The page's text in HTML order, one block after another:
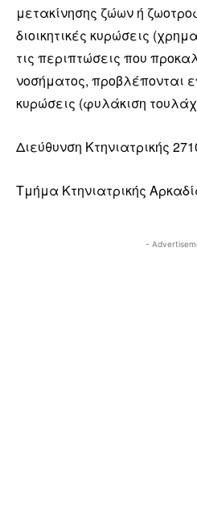
μετακίνησης ζώων ή
διοικητικές κυρώσεις
τις περιπτώσεις που
νοσήματος, προβλέπονται
κυρώσεις (φυλάκιση
Διεύθυνση Κτηνιατρικής
Τμήμα Κτηνιατρικής
-